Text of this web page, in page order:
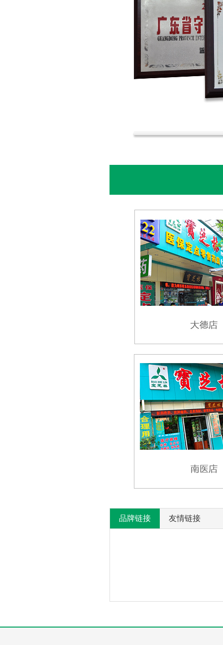
品牌链接 友情链接